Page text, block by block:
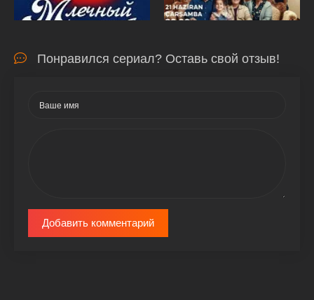
Понравился сериал? Оставь свой отзыв!
Добавить комментарий